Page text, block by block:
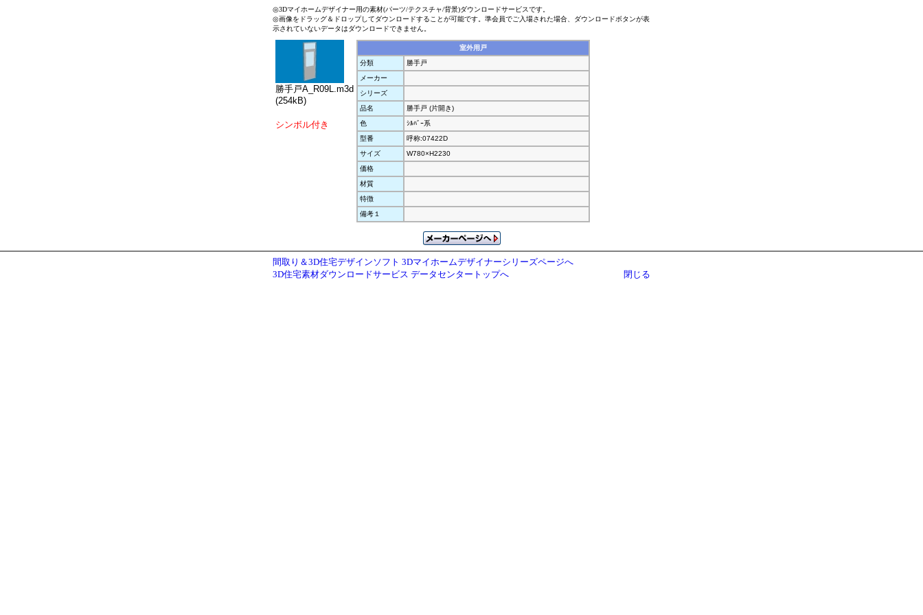
◎3Dマイホームデザイナー用の素材(パーツ/テクスチャ/背景)ダウンロードサービスです。
◎画像をドラッグ＆ドロップしてダウンロードすることが可能です。準会員でご入場された場合、ダウンロードボタンが表
示されていないデータはダウンロードできません。
勝手戸A_R09L.m3d
(254kB)
シンボル付き
室外用戸
分類
勝手戸
メーカー
シリーズ
品名
勝手戸 (片開き)
色
ｼﾙﾊﾞｰ系
型番
呼称:07422D
サイズ
W780×H2230
価格
材質
特徴
備考１
間取り＆3D住宅デザインソフト 3Dマイホームデザイナーシリーズページへ
3D住宅素材ダウンロードサービス データセンタートップへ
閉じる